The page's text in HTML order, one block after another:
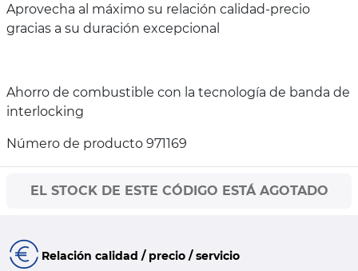
Aprovecha al máximo su relación calidad-precio
gracias a su duración excepcional
Ahorro de combustible con la tecnología de banda de
interlocking
Número de producto 971169
EL STOCK DE ESTE CÓDIGO ESTÁ AGOTADO
Relación calidad / precio / servicio